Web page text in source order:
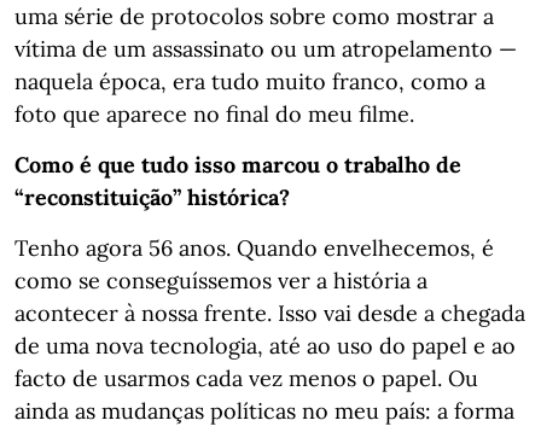
uma série de protocolos sobre como mostrar a
vítima de um assassinato ou um atropelamento —
naquela época, era tudo muito franco, como a
foto que aparece no final do meu filme.
Como é que tudo isso marcou o trabalho de
“reconstituição” histórica?
Tenho agora 56 anos. Quando envelhecemos, é
como se conseguíssemos ver a história a
acontecer à nossa frente. Isso vai desde a chegada
de uma nova tecnologia, até ao uso do papel e ao
facto de usarmos cada vez menos o papel. Ou
ainda as mudanças políticas no meu país: a forma